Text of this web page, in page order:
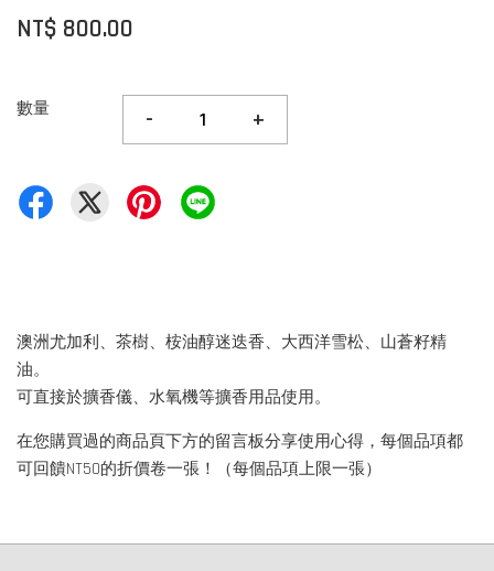
NT$ 800.00
數量 - +
澳洲尤加利、茶樹、桉油醇迷迭香、大西洋雪松、山蒼籽精
油。
可直接於擴香儀、水氧機等擴香用品使用。
在您購買過的商品頁下方的留言板分享使用心得，每個品項都
可回饋NT50的折價卷一張！（每個品項上限一張）